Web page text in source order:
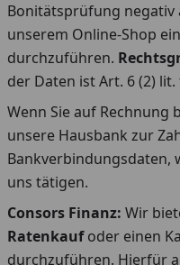
Bonitätsprüfung negativ
unserem Online-Shop
durchzuführen.
der Daten ist Art. 6 (2) lit.
Wenn Sie auf Rechnung
unsere Hausbank zur
Bankverbindungsdaten,
uns tätigen.
Consors Finanz: Wir
Ratenkaufoder einen
durchzuführen. Hierfür